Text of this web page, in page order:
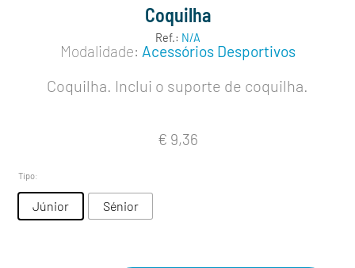
Coquilha
Ref.: N/A
Modalidade: Acessórios Desportivos
Coquilha. Inclui o suporte de coquilha.
€ 9,36
Tipo:
Júnior Sénior